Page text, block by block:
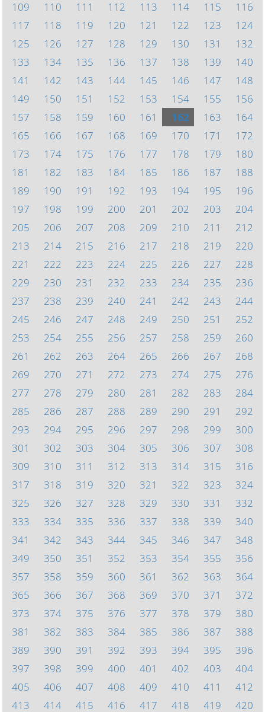
109
110 111 112 113 114 115
116
117
118 119 120 121 122 123
124
125
126 127 128 129 130 131
132
133
134 135 136 137 138 139
140
141
142 143 144 145 146 147
148
149
150 151 152 153 154 155
156
157
158 159 160 161 162 163
164
165
166 167 168 169 170 171
172
173
174 175 176 177 178 179
180
181
182 183 184 185 186 187
188
189
190 191 192 193 194 195
196
197
198 199 200 201 202 203
204
205
206 207 208 209 210 211
212
213
214 215 216 217 218 219
220
221
222 223 224 225 226 227
228
229
230 231 232 233 234 235
236
237
238 239 240 241 242 243
244
245
246 247 248 249 250 251
252
253
254 255 256 257 258 259
260
261
262 263 264 265 266 267
268
269
270 271 272 273 274 275
276
277
278 279 280 281 282 283
284
285
286 287 288 289 290 291
292
293
294 295 296 297 298 299
300
301
302 303 304 305 306 307
308
309
310 311 312 313 314 315
316
317
318 319 320 321 322 323
324
325
326 327 328 329 330 331
332
333
334 335 336 337 338 339
340
341
342 343 344 345 346 347
348
349
350 351 352 353 354 355
356
357
358 359 360 361 362 363
364
365
366 367 368 369 370 371
372
373
374 375 376 377 378 379
380
381
382 383 384 385 386 387
388
389
390 391 392 393 394 395
396
397
398 399 400 401 402 403
404
405
406 407 408 409 410 411
412
413
414 415 416 417 418 419 420